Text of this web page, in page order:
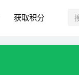
获取积分